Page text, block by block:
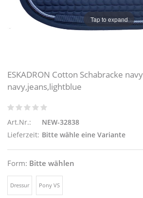
Tap to expand
ESKADRON Cotton Schabracke
navy,jeans,lightblue
Art.Nr.:
NEW-32838
Lieferzeit: Bitte wähle eine Variante
Form: Bitte wählen
Dressur Pony VS